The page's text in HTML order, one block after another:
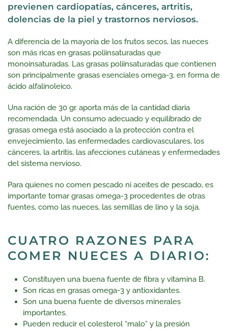
previenen cardiopatías, cánceres, artritis,
dolencias de la piel y trastornos nerviosos.
A diferencia de la mayoría de los frutos secos, las nueces
son más ricas en grasas poliinsaturadas que
monoinsaturadas. Las grasas poliinsaturadas que contienen
son principalmente grasas esenciales omega-3, en forma de
ácido alfalinoleico.
Una ración de 30 gr. aporta más de la cantidad diaria
recomendada. Un consumo adecuado y equilibrado de
grasas omega está asociado a la protección contra el
envejecimiento, las enfermedades cardiovasculares, los
cánceres, la artritis, las afecciones cutáneas y enfermedades
del sistema nervioso.
Para quienes no comen pescado ni aceites de pescado, es
importante tomar grasas omega-3 procedentes de otras
fuentes, como las nueces, las semillas de lino y la soja.
CUATRO RAZONES PARA
COMER NUECES A DIARIO:
Constituyen una buena fuente de fibra y vitamina B.
Son ricas en grasas omega-3 y antioxidantes.
Son una buena fuente de diversos minerales
importantes.
Pueden reducir el colesterol “malo” y la presión